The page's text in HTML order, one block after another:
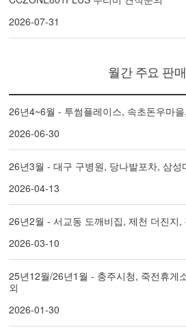
2026-07-31
월간 주요 판
26년4~6월 - 투썸플레이스, 속초돈우마
2026-06-30
26년3월 - 대구 구병원, 당나발포차, 삼성
2026-04-13
26년2월 - 서교동 도깨비집, 제천 더진지,
2026-03-10
25년12월/26년1월 - 충주시청, 죽전휴게
외
2026-01-30